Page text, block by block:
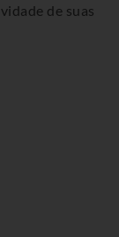
de suas